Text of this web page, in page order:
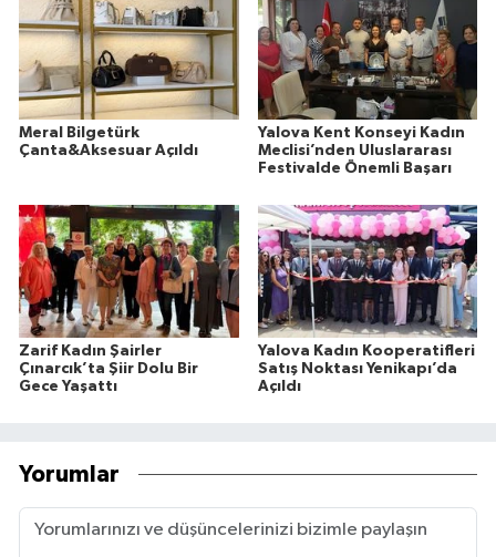
Meral Bilgetürk
Çanta&Aksesuar Açıldı
Yalova Kent Konseyi Kadın
Meclisi’nden Uluslararası
Festivalde Önemli Başarı
Zarif Kadın Şairler
Çınarcık’ta Şiir Dolu Bir
Gece Yaşattı
Yalova Kadın Kooperatifleri
Satış Noktası Yenikapı’da
Açıldı
Yorumlar